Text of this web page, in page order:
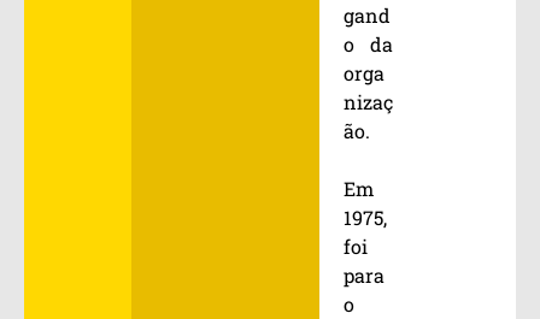
gand
o da
orga
nizaç
ão.
Em
1975,
foi
para
o